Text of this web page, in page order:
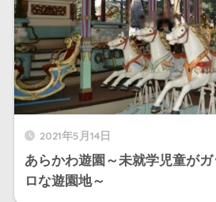
2021年5月14日
あらかわ遊園～未就学児童が
ロな遊園地～